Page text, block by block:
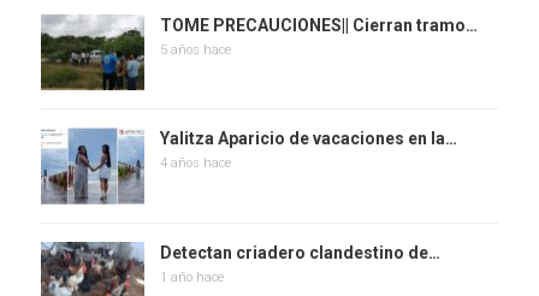
TOME PRECAUCIONES|| Cierran tramo…
5 años hace
Yalitza Aparicio de vacaciones en la…
4 años hace
Detectan criadero clandestino de…
1 año hace